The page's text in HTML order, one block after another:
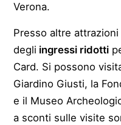
Verona.
Presso altre
degli ingressi ridotti
Card. Si possono
Giardino Giusti, la
e il Museo
a sconti sulle visite